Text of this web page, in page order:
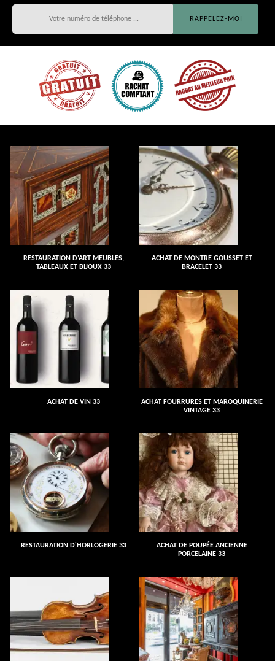
RESTAURATION D'ART MEUBLES,
TABLEAUX ET BIJOUX 33
ACHAT DE MONTRE GOUSSET ET
BRACELET 33
ACHAT DE VIN 33
ACHAT FOURRURES ET MAROQUINERIE
VINTAGE 33
RESTAURATION D'HORLOGERIE 33
ACHAT DE POUPÉE ANCIENNE
PORCELAINE 33